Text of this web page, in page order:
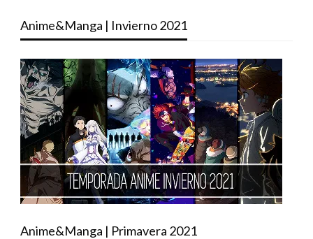
Anime&Manga | Invierno 2021
Anime&Manga | Primavera 2021